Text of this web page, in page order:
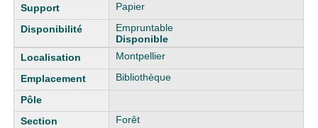
Papier
Empruntable
Disponible
Montpellier
Bibliothèque
Forêt